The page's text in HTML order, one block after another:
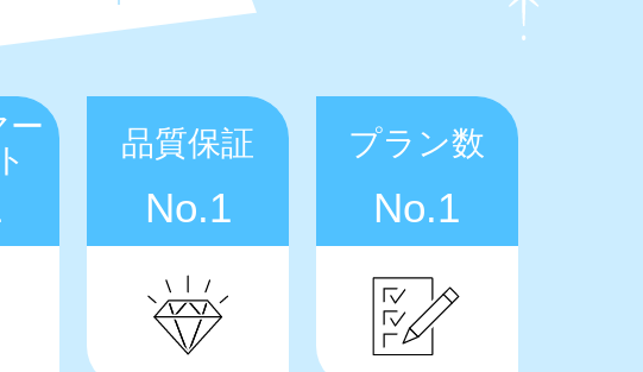
ー
品質保証
No.1
プラン数
No.1